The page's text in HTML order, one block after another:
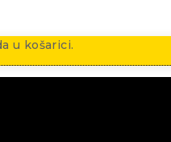
u košarici.